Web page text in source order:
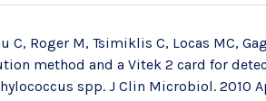
C, Roger M, Tsimiklis C, Locas MC,
method and a Vitek 2 card for
spp. J Clin Microbiol. 2010